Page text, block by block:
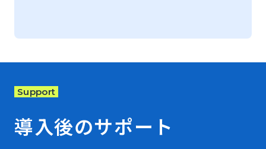
Support
導入後のサポート